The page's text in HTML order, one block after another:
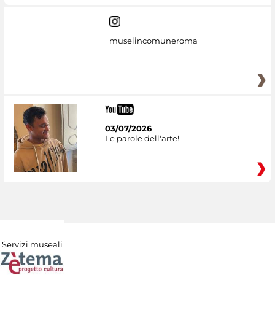
museiincomuneroma
03/07/2026
Le parole dell'arte!
Servizi museali